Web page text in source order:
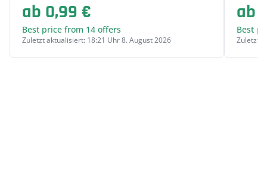
ab 0,99 €
Best price from 14 offers
Zuletzt aktualisiert: 18:21 Uhr 8. August 2026
ab
Best
Zuletzt